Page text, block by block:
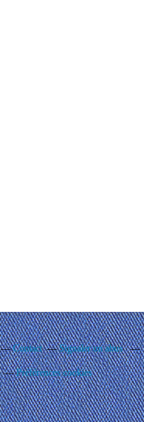
Contact Signaler un abus
Préférences cookies